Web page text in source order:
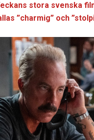
stora svenska
”charmig” och